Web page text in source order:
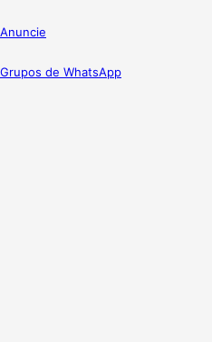
Anuncie
Grupos de WhatsApp